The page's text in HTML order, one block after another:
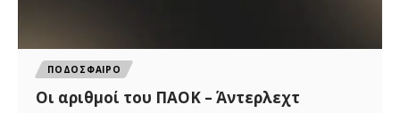
ΠΟΔΟΣΦΑΙΡΟ
Oι αριθμοί του ΠΑΟΚ – Άντερλεχτ